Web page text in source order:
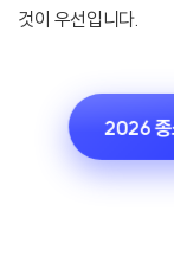
것이 우선입니다.
2026 종